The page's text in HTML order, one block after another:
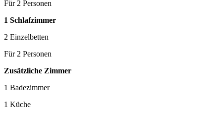
Für 2 Personen
1 Schlafzimmer
2 Einzelbetten
Für 2 Personen
Zusätzliche Zimmer
1 Badezimmer
1 Küche